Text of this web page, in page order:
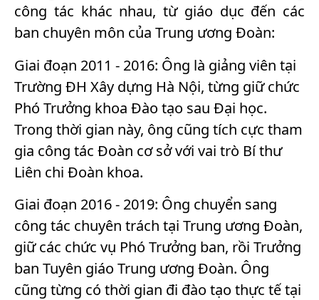
công tác khác nhau, từ giáo dục đến các
ban chuyên môn của Trung ương Đoàn:
Giai đoạn 2011 - 2016: Ông là giảng viên tại
Trường ĐH Xây dựng Hà Nội, từng giữ chức
Phó Trưởng khoa Đào tạo sau Đại học.
Trong thời gian này, ông cũng tích cực tham
gia công tác Đoàn cơ sở với vai trò Bí thư
Liên chi Đoàn khoa.
Giai đoạn 2016 - 2019: Ông chuyển sang
công tác chuyên trách tại Trung ương Đoàn,
giữ các chức vụ Phó Trưởng ban, rồi Trưởng
ban Tuyên giáo Trung ương Đoàn. Ông
cũng từng có thời gian đi đào tạo thực tế tại